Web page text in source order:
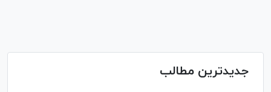
جدیدترین مطالب